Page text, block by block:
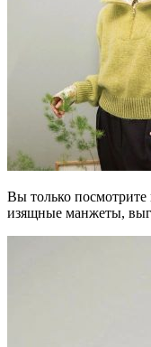
Вы только
изящные манжеты,